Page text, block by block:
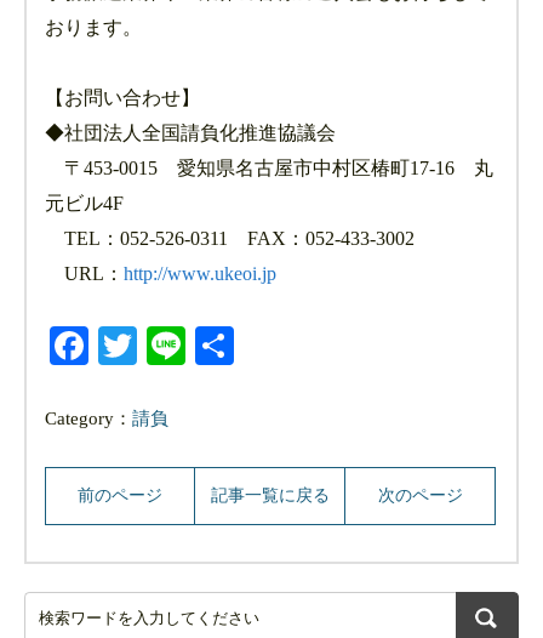
おります。
【お問い合わせ】
◆社団法人全国請負化推進協議会
〒453-0015 愛知県名古屋市中村区椿町17-16 丸
元ビル4F
TEL：052-526-0311 FAX：052-433-3002
URL：http://www.ukeoi.jp
Facebook
Twitter
Line
Category：請負
前のページ 記事一覧に戻る 次のページ